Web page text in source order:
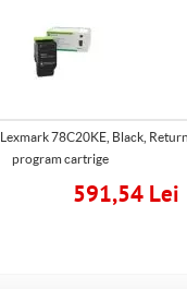
78C20KE, Black, Return
program cartrige
591,54 Lei